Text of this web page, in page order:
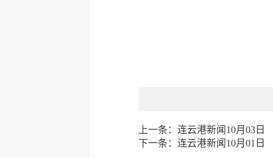
上一条： 连云港新闻10月03日
下一条： 连云港新闻10月01日